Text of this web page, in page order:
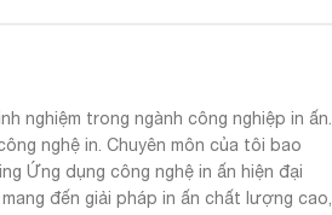
nghiệm trong ngành công nghiệp in ấn.
nghệ in. Chuyên môn của tôi bao
Ứng dụng công nghệ in ấn hiện đại
đến giải pháp in ấn chất lượng cao,